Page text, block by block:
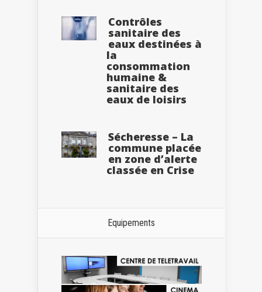
Contrôles
sanitaire des
eaux destinées à
la
consommation
humaine &
sanitaire des
eaux de loisirs
Sécheresse – La
commune placée
en zone d’alerte
classée en Crise
Equipements